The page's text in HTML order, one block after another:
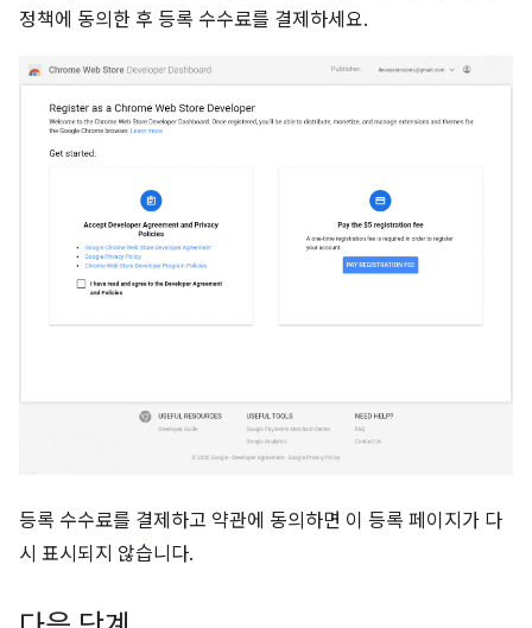
정책에 동의한 후 등록 수수료를 결제하세요.
등록 수수료를 결제하고 약관에 동의하면 이 등록 페이지가 다
시 표시되지 않습니다.